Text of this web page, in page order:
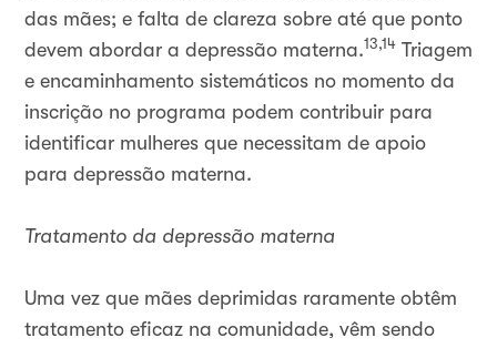
das mães; e falta de clareza sobre até que ponto
devem abordar a depressão materna.13,14 Triagem
e encaminhamento sistemáticos no momento da
inscrição no programa podem contribuir para
identificar mulheres que necessitam de apoio
para depressão materna.
Tratamento da depressão materna
Uma vez que mães deprimidas raramente obtêm
tratamento eficaz na comunidade, vêm sendo